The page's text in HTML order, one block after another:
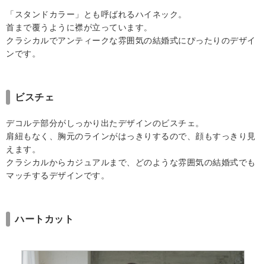
「スタンドカラー」とも呼ばれるハイネック。
首まで覆うように襟が立っています。
クラシカルでアンティークな雰囲気の結婚式にぴったりのデザイ
ンです。
ビスチェ
デコルテ部分がしっかり出たデザインのビスチェ。
肩紐もなく、胸元のラインがはっきりするので、顔もすっきり見
えます。
クラシカルからカジュアルまで、どのような雰囲気の結婚式でも
マッチするデザインです。
ハートカット